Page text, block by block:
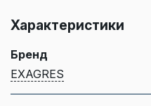
Характеристики
Бренд
EXAGRES